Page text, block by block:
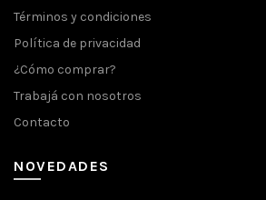
Términos y condiciones
Política de privacidad
¿Cómo comprar?
Trabajá con nosotros
Contacto
NOVEDADES